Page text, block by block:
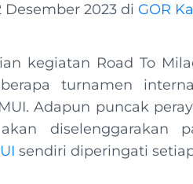
2023 di GOR
kegiatan Road To
turnamen
Adapun puncak
diselenggarakan
sendiri diperingati